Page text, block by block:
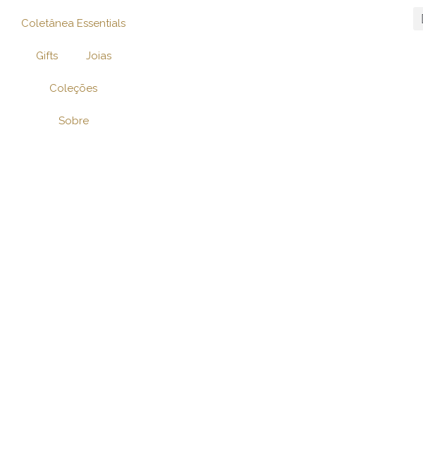
paraColetânea Essentials
Gifts Joias
Coleções
Sobre